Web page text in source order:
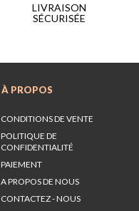
LIVRAISON
SÉCURISÉE
À PROPOS
CONDITIONS DE VENTE
POLITIQUE DE
CONFIDENTIALITÉ
PAIEMENT
A PROPOS DE NOUS
CONTACTEZ - NOUS